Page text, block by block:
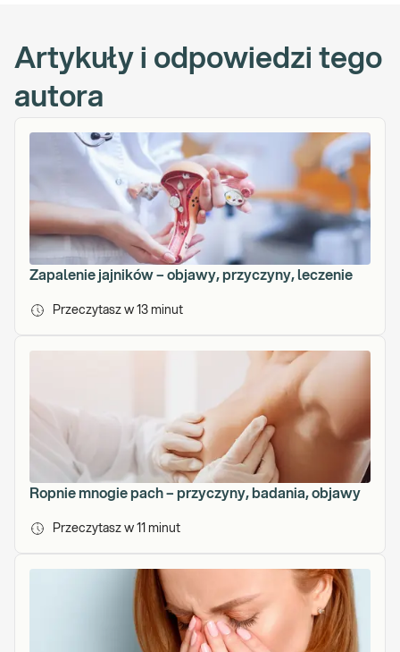
Artykuły i odpowiedzi tego
autora
Zapalenie jajników – objawy, przyczyny, leczenie
Przeczytasz w 13 minut
Ropnie mnogie pach – przyczyny, badania, objawy
Przeczytasz w 11 minut